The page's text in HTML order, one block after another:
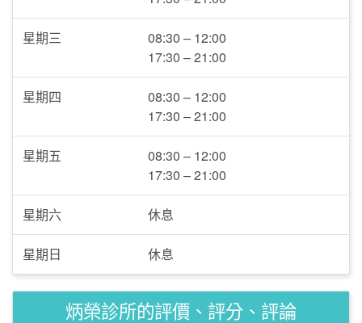
星期三
08:30 – 12:00
17:30 – 21:00
星期四
08:30 – 12:00
17:30 – 21:00
星期五
08:30 – 12:00
17:30 – 21:00
星期六 休息
星期日 休息
炳榮診所的評價、評分、評論